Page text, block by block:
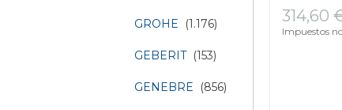
GROHE (1.176)
GEBERIT (153)
GENEBRE (856)
314,60
Impuestos